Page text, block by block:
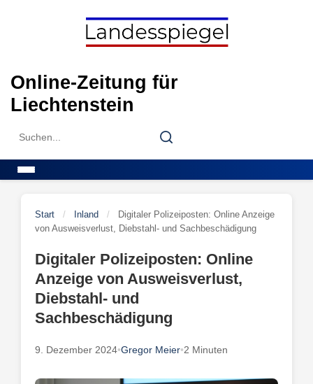
Online-Zeitung für
Liechtenstein
Search
Search
Start / Inland /
Digitaler Polizeiposten: Online Anzeige
von Ausweisverlust, Diebstahl- und Sachbeschädigung
Digitaler Polizeiposten: Online
Anzeige von Ausweisverlust,
Diebstahl- und
Sachbeschädigung
9. Dezember 2024•Gregor Meier•2 Minuten